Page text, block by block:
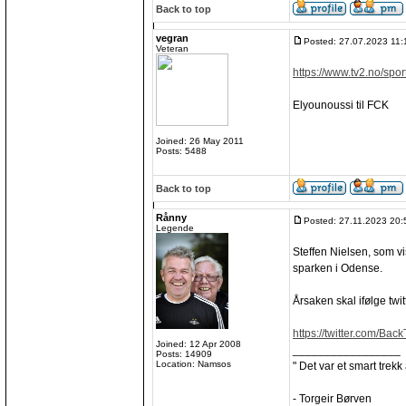
Back to top
vegran
Veteran
Joined: 26 May 2011
Posts: 5488
Posted: 27.07.2023
https://www.tv2.no/
Elyounoussi til FCK
Back to top
Rånny
Legende
Joined: 12 Apr 2008
Posts: 14909
Location: Namsos
Posted: 27.11.2023
Steffen Nielsen, som
sparken i Odense.
Årsaken skal ifølge
https://twitter.com/
" Det var et smart
- Torgeir Børven